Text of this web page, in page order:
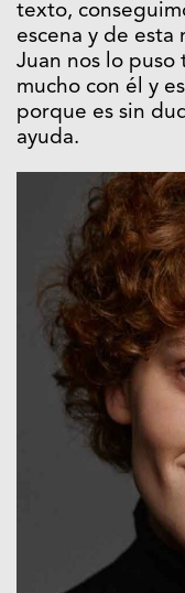
texto,
escena y de esta
Juan nos lo puso
mucho con él y
porque es sin
ayuda.